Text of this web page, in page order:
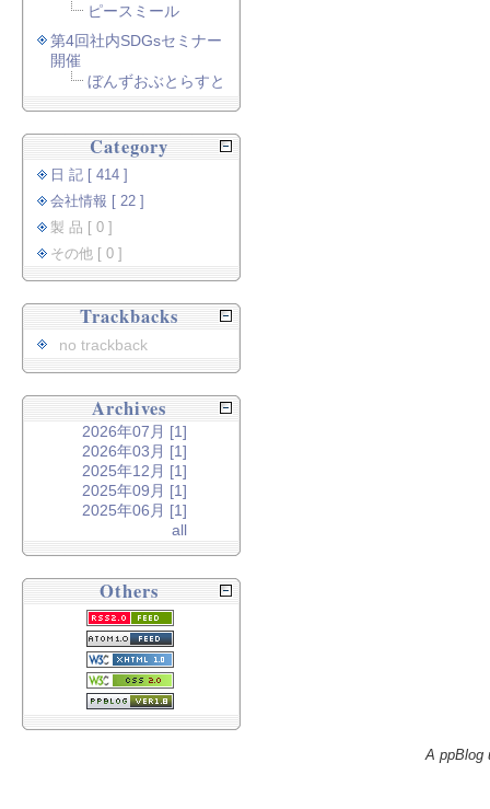
ピースミール
第4回社内SDGsセミナー
開催
ぼんずおぶとらすと
Category
日 記 [ 414 ]
会社情報 [ 22 ]
製 品 [ 0 ]
その他 [ 0 ]
Trackbacks
no trackback
Archives
2026年07月 [1]
2026年03月 [1]
2025年12月 [1]
2025年09月 [1]
2025年06月 [1]
all
Others
A ppBlog